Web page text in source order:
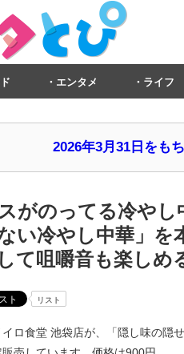
エンタメ ライフ
2026年3月31日をも
がのってる冷や
い冷やし中華」を
て咀嚼音も楽しめ
リスト
ロ食堂 池袋店が、「隠し味の隠